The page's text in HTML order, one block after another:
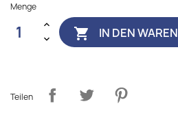
Menge
 IN DEN
Teilen